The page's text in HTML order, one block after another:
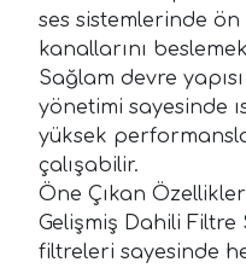
ses sistemlerinde
kanallarını
Sağlam devre
yönetimi sayesinde
yüksek
çalışabilir.
Öne Çıkan
Gelişmiş Dahili Filtre
filtreleri sayesinde